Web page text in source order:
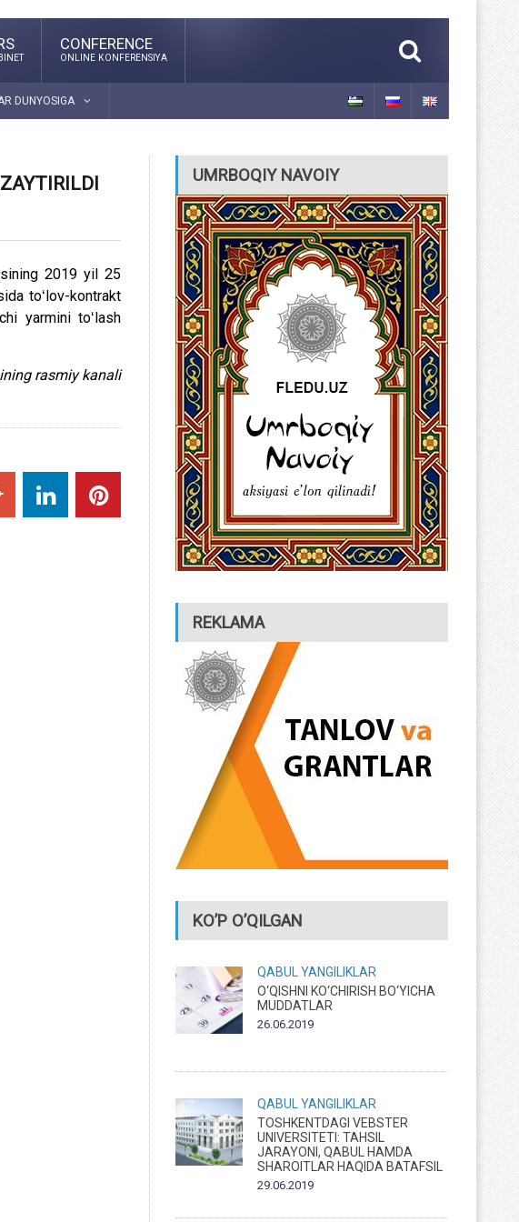
CONFERENCE
ONLINE KONFERENSIYA
DUNYOSIGA
2019 yil 25
toʻlov-kontrakt
yarmini toʻlash
rasmiy kanali
UMRBOQIY NAVOIY
REKLAMA
KO’P O’QILGAN
QABUL
YANGILIKLAR
O‘QISHNI KO‘CHIRISH BO‘YICHA
MUDDATLAR
26.06.2019
QABUL
YANGILIKLAR
TOSHKENTDAGI VEBSTER
UNIVERSITETI: TAHSIL
JARAYONI, QABUL HAMDA
SHAROITLAR HAQIDA BATAFSIL
29.06.2019